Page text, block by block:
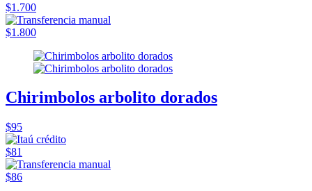
$1.700
$1.800
Chirimbolos arbolito dorados
$95
$81
$86